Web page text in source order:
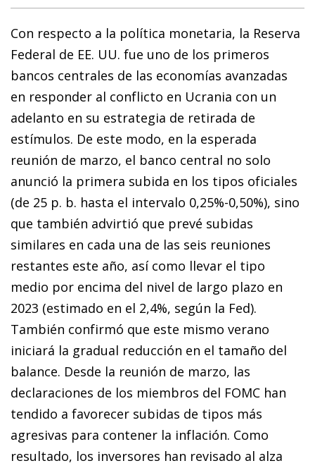
Con respecto a la política monetaria, la Reserva
Federal de EE. UU. fue uno de los primeros
bancos centrales de las economías avanzadas
en responder al conflicto en Ucrania con un
adelanto en su estrategia de retirada de
estímulos. De este modo, en la esperada
reunión de marzo, el banco central no solo
anunció la primera subida en los tipos oficiales
(de 25 p. b. hasta el intervalo 0,25%-0,50%), sino
que también advirtió que prevé subidas
similares en cada una de las seis reuniones
restantes este año, así como llevar el tipo
medio por encima del nivel de largo plazo en
2023 (estimado en el 2,4%, según la Fed).
También confirmó que este mismo verano
iniciará la gradual reducción en el tamaño del
balance. Desde la reunión de marzo, las
declaraciones de los miembros del FOMC han
tendido a favorecer subidas de tipos más
agresivas para contener la inflación. Como
resultado, los inversores han revisado al alza